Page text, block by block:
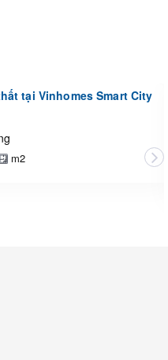
tại Vinhomes Smart City
m2